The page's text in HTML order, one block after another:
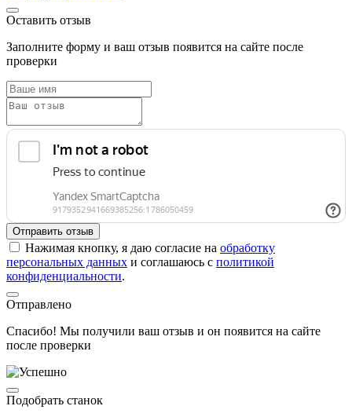
Оставить отзыв
Заполните форму и ваш отзыв появится на сайте после
проверки
Отправить отзыв
Нажимая кнопку, я даю согласие на обработку
персональных данных и соглашаюсь с политикой
конфиденциальности.
Отправлено
Спасибо! Мы получили ваш отзыв и он появится на сайте
после проверки
Подобрать станок